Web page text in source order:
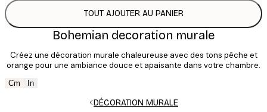
TOUT AJOUTER AU PANIER
Bohemian decoration murale
Créez une décoration murale chaleureuse avec des tons pêche et
orange pour une ambiance douce et apaisante dans votre chambre.
Cm In
DÉCORATION MURALE